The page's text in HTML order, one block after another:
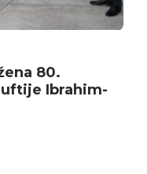
80.
Ibrahim-